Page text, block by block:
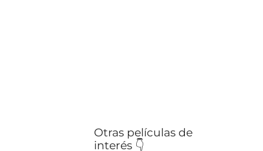
Otras películas de
interés 👇